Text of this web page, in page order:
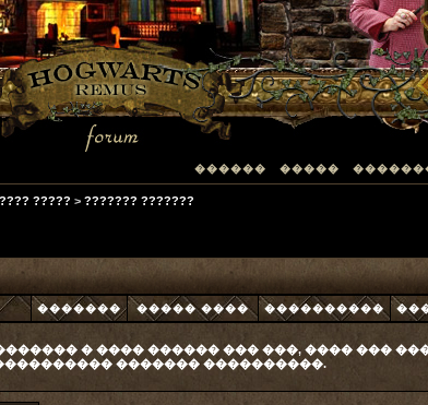
������ �����
????? > ??????? ???????
������� ����� ���� ����������
� ���� ������ ��� ���, ���� ���
������� ����������.